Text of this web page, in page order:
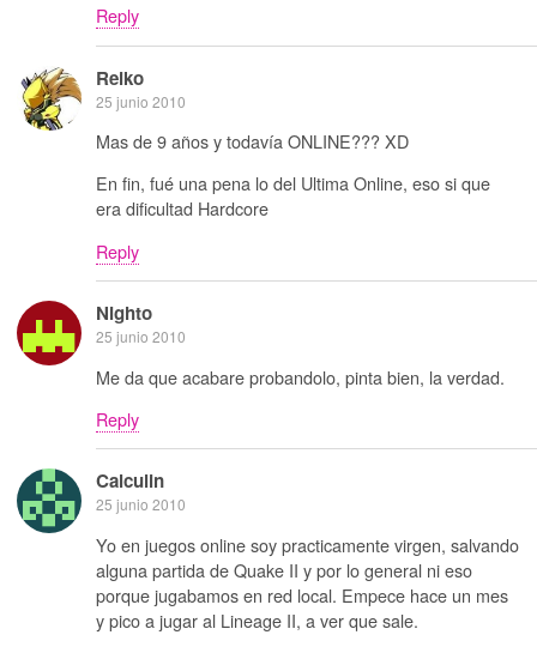
Reply
Reiko
25 junio 2010
Mas de 9 años y todavía ONLINE??? XD
En fin, fué una pena lo del Ultima Online, eso si que
era dificultad Hardcore
Reply
Nighto
25 junio 2010
Me da que acabare probandolo, pinta bien, la verdad.
Reply
Calculin
25 junio 2010
Yo en juegos online soy practicamente virgen, salvando
alguna partida de Quake II y por lo general ni eso
porque jugabamos en red local. Empece hace un mes
y pico a jugar al Lineage II, a ver que sale.